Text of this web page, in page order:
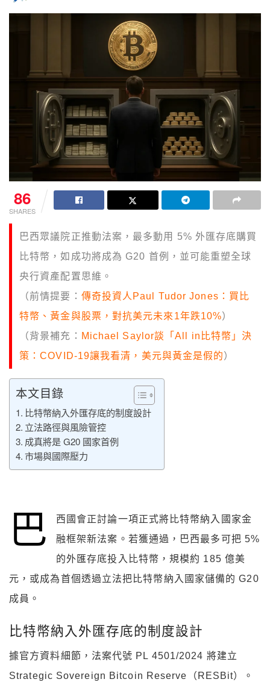
86
SHARES
巴西眾議院正推動法案，最多動用 5% 外匯存底購買
比特幣，如成功將成為 G20 首例，並可能重塑全球
央行資產配置思維。
（前情提要： 傳奇投資人Paul Tudor Jones：買比
特幣、黃金與股票，對抗美元未來1年跌10%）
（背景補充： Michael Saylor談「All in比特幣」決
策：COVID-19讓我看清，美元與黃金是假的）
本文目錄
比特幣納入外匯存底的制度設計
立法路徑與風險管控
成真將是 G20 國家首例
市場與國際壓力
巴
西國會正討論一項正式將比特幣納入國家金
融框架新法案。若獲通過，巴西最多可把 5%
的外匯存底投入比特幣，規模約 185 億美
元，或成為首個透過立法把比特幣納入國家儲備的 G20
成員。
比特幣納入外匯存底的制度設計
據官方資料細節，法案代號 PL 4501/2024 將建立
Strategic Sovereign Bitcoin Reserve（RESBit）。